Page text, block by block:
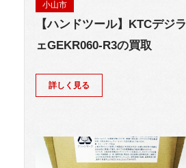
小山市
【ハンドツール】KTCデジ
ェGEKR060-R3の買取
詳しく見る